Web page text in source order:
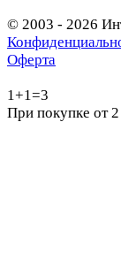
© 2003 - 2026
Оферта
1+1=3
При покупке от